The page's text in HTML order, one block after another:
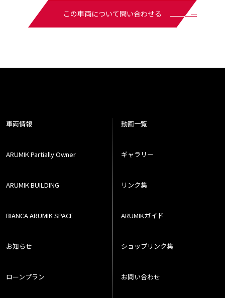
この車両について問い合わせる
車両情報
ARUMIK Partially Owner
ARUMIK BUILDING
BIANCA ARUMIK SPACE
お知らせ
ローンプラン
動画一覧
ギャラリー
リンク集
ARUMIKガイド
ショップリンク集
お問い合わせ